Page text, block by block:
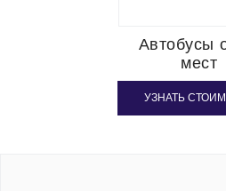
Автобусы
мест
УЗНАТЬ